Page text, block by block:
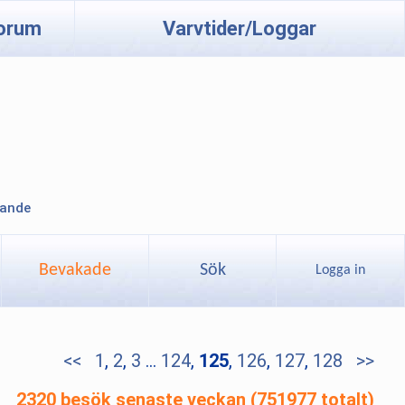
Varvtider/Loggar
Bevakade Sök Logga in
<< 1 , 2, 3 ... 124, 125, 126, 127, 128
>>
2320 besök senaste veckan (751977 totalt)